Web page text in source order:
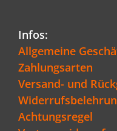
Infos:
Allgemeine
Zahlungsarten
Versand- und
Achtungsregel